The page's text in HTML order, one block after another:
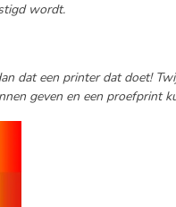
wordt.
dat een printer dat doet!
geven en een proefprint